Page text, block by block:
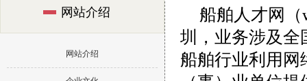
网站介绍
网站介绍
船舶人才网（
圳，业务涉及全
船舶行业利用网